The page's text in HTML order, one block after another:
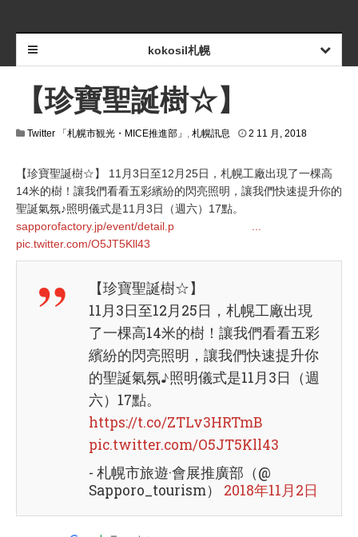
kokosil札幌
【珍寶聖誕樹☆】
Twitter 「札幌市観光・MICE推進部」 , 札幌訊息 2 11 月, 20182
月
,
【珍寶聖誕樹☆】 11月3日至12月25日，札幌工廠出現了一棵高
14米的樹！讓我們看看五彩繽紛的閃亮照明，讓我們快速提升你的
聖誕氣氛♪照明儀式是11月3日（週六）17點。
sapporofactory.jp/event/detail.p
pic.twitter.com/O5JT5Kll43
【珍寶聖誕樹☆】
11月3日至12月25日，札幌工廠出現
了一棵高14米的樹！讓我們看看五彩
繽紛的閃亮照明，讓我們快速提升你
的聖誕氣氛♪照明儀式是11月3日（週
六）17點。
https://t.co/ZTLv3HRTmB
pic.twitter.com/O5JT5Kll43
- 札幌市旅遊·會展推廣部（@
Sapporo_tourism） 2018年11月2日